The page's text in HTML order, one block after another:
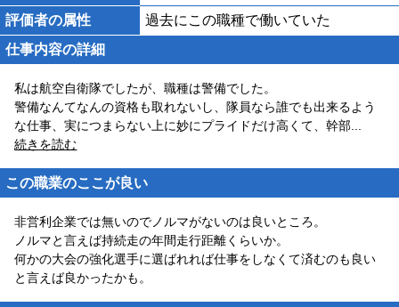
評価者の属性
過去にこの職種で働いていた
仕事内容の詳細
私は航空自衛隊でしたが、職種は警備でした。
警備なんてなんの資格も取れないし、隊員なら誰でも出来るよう
な仕事、実につまらない上に妙にプライドだけ高くて、幹部...
続きを読む
この職業のここが良い
非営利企業では無いのでノルマがないのは良いところ。
ノルマと言えば持続走の年間走行距離くらいか。
何かの大会の強化選手に選ばれれば仕事をしなくて済むのも良い
と言えば良かったかも。